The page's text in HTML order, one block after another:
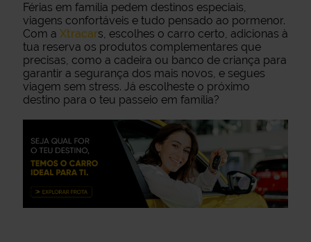
Férias em família pedem destinos especiais,
viagens confortáveis e tudo pensado ao pormenor.
Com a Xtracars, escolhes o carro certo, adicionas à
tua reserva os produtos complementares que
precisas, como a cadeira ou banco de criança para
garantir a segurança dos mais novos, e segues
viagem sem stress. Já escolheste o próximo
destino para o teu passeio em família?